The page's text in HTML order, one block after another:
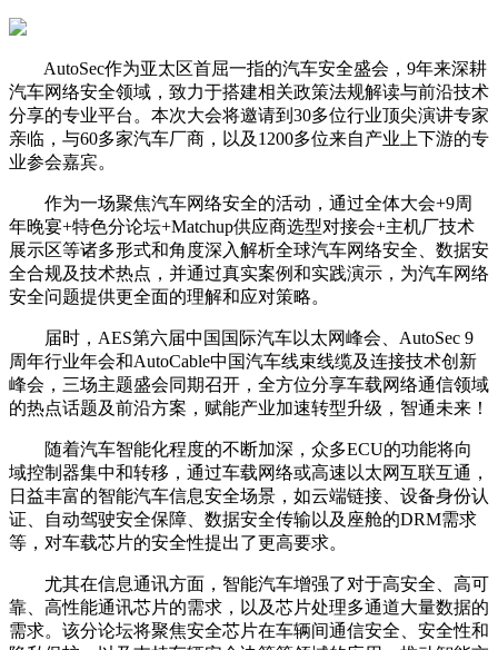
AutoSec作为亚太区首屈一指的汽车安全盛会，9年来深耕
汽车网络安全领域，致力于搭建相关政策法规解读与前沿技术
分享的专业平台。本次大会将邀请到30多位行业顶尖演讲专家
亲临，与60多家汽车厂商，以及1200多位来自产业上下游的专
业参会嘉宾。
作为一场聚焦汽车网络安全的活动，通过全体大会+9周
年晚宴+特色分论坛+Matchup供应商选型对接会+主机厂技术
展示区等诸多形式和角度深入解析全球汽车网络安全、数据安
全合规及技术热点，并通过真实案例和实践演示，为汽车网络
安全问题提供更全面的理解和应对策略。
届时，AES第六届中国国际汽车以太网峰会、AutoSec 9
周年行业年会和AutoCable中国汽车线束线缆及连接技术创新
峰会，三场主题盛会同期召开，全方位分享车载网络通信领域
的热点话题及前沿方案，赋能产业加速转型升级，智通未来！
随着汽车智能化程度的不断加深，众多ECU的功能将向
域控制器集中和转移，通过车载网络或高速以太网互联互通，
日益丰富的智能汽车信息安全场景，如云端链接、设备身份认
证、自动驾驶安全保障、数据安全传输以及座舱的DRM需求
等，对车载芯片的安全性提出了更高要求。
尤其在信息通讯方面，智能汽车增强了对于高安全、高可
靠、高性能通讯芯片的需求，以及芯片处理多通道大量数据的
需求。该分论坛将聚焦安全芯片在车辆间通信安全、安全性和